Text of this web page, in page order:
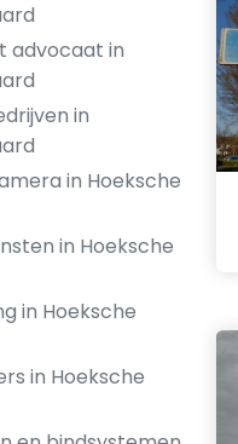
advocaat in
in
in Hoeksche
in Hoeksche
in Hoeksche
in Hoeksche